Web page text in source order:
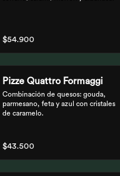
$54.900
Pizze Quattro Formaggi
Combinación de quesos: gouda,
parmesano, feta y azul con cristales
de caramelo.
$43.500